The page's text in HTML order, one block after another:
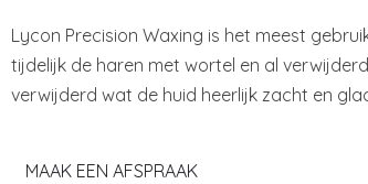
Lycon Precision Waxing is het meest
tijdelijk de haren met wortel en al
verwijderd wat de huid heerlijk zacht en
MAAK EEN AFSPRAAK